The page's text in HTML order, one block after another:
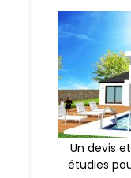
Un devis
étudies